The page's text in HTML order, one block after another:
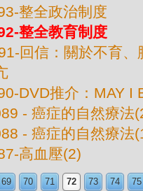
整全政治制度
整全教育制度
回信：關於不育
DVD推介：MAY I
- 癌症的自然療法
- 癌症的自然療法
高血壓(2)
69 70 71 72 73 74 75